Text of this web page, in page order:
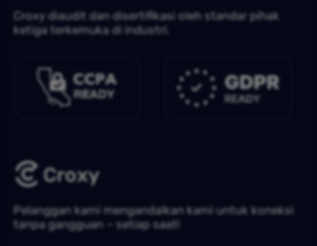
Croxy diaudit dan disertifikasi oleh standar pihak
ketiga terkemuka di industri.
Pelanggan kami mengandalkan kami untuk koneksi
tanpa gangguan – setiap saat!